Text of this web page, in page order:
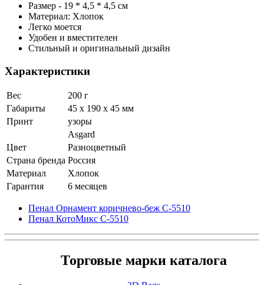
Размер - 19 * 4,5 * 4,5 см
Материал: Хлопок
Легко моется
Удобен и вместителен
Стильный и оригинальный дизайн
Характеристики
Вес
200 г
Габариты
45 x 190 x 45 мм
Принт
узоры
Asgard
Цвет
Разноцветный
Страна бренда Россия
Материал
Хлопок
Гарантия
6 месяцев
Пенал Орнамент коричнево-беж С-5510
Пенал КотоМикс С-5510
Торговые марки каталога